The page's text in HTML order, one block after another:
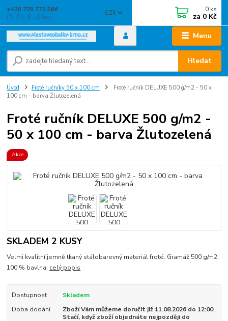
Menu
CZK
Hledat
+420 728 772 566
(Po-Pá, 8-16 hod.)
0 ks
za 0 Kč
Úvod Froté ručníky 50 x 100 cm
Froté ručník DELUXE 500 g/m2 - 50 x
100 cm - barva Žlutozelená
Froté ručník DELUXE 500 g/m2 -
50 x 100 cm - barva Žlutozelená
Akce
SKLADEM 2 KUSY
Velmi kvalitní jemně tkaný stálobarevný materiál froté. Gramáž 500 g/m2.
100 % bavlna. celý popis
Dostupnost
Skladem
Doba dodání
Zboží Vám můžeme doručit již 11.08.2026 do 12:00.
Stačí, když zboží objednáte nejpozději do